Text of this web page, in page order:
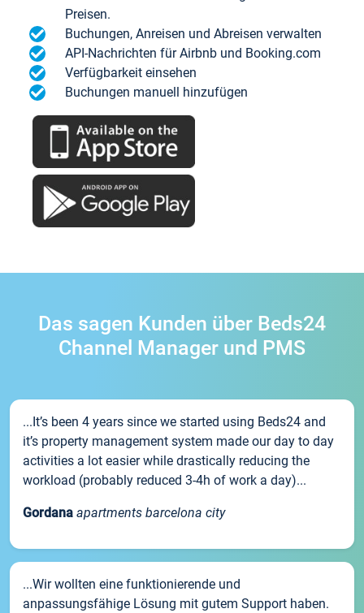
Preisen.
Buchungen, Anreisen und Abreisen verwalten
API-Nachrichten für Airbnb und Booking.com
Verfügbarkeit einsehen
Buchungen manuell hinzufügen
Das sagen Kunden über Beds24
Channel Manager und PMS
...It’s been 4 years since we started using Beds24 and
it’s property management system made our day to day
activities a lot easier while drastically reducing the
workload (probably reduced 3-4h of work a day)...
Gordana apartments barcelona city
...Wir wollten eine funktionierende und
anpassungsfähige Lösung mit gutem Support haben.